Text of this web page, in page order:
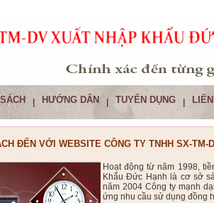
HƯỚNG DẨN TUYỂN DỤNG
ĐẾN VỚI WEBSITE CÔNG TY TNHH SX-TM-
Hoạt động từ năm 1998,
Khẩu Đức Hạnh là cơ sở
năm 2004 Công ty mạnh
ứng nhu cầu sử dụng đồng